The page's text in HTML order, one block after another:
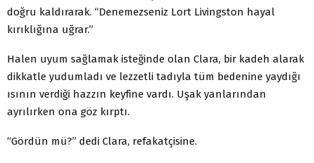
doğru kaldırarak. “Denemezseniz Lort Livingston hayal
kırıklığına uğrar.”
Halen uyum sağlamak isteğinde olan Clara, bir kadeh alarak
dikkatle yudumladı ve lezzetli tadıyla tüm bedenine yaydığı
ısının verdiği hazzın keyfine vardı. Uşak yanlarından
ayrılırken ona göz kırptı.
“Gördün mü?” dedi Clara, refakatçisine.